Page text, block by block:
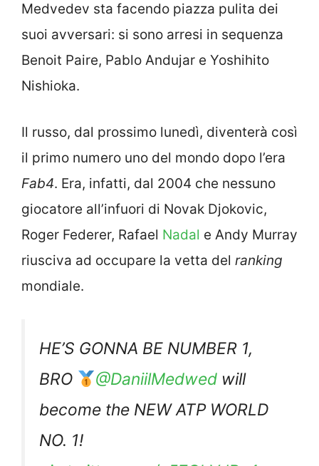
Medvedev sta facendo piazza pulita dei
suoi avversari: si sono arresi in sequenza
Benoit Paire, Pablo Andujar e Yoshihito
Nishioka.
Il russo, dal prossimo lunedì, diventerà così
il primo numero uno del mondo dopo l’era
Fab4. Era, infatti, dal 2004 che nessuno
giocatore all’infuori di Novak Djokovic,
Roger Federer, Rafael Nadal e Andy Murray
riusciva ad occupare la vetta del ranking
mondiale.
HE’S GONNA BE NUMBER 1,
BRO
@DaniilMedwedwill
become the NEW ATP WORLD
NO. 1!